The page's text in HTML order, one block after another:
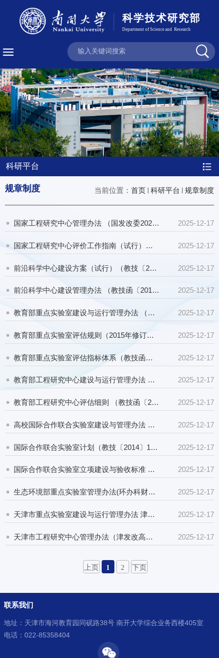
科研平台
当前位置： 首页 科研平台 规章制度
规章制度
国家工程研究中心管理办法 （国发改委2020年第34号令） 2025-12-17
国家工程研究中心评价工作指南（试行）（发改办高技〔2021〕165号） 2025-12-17
前沿科学中心建设方案（试行）（教技〔2018〕10号） 2025-12-17
前沿科学中心建设管理办法 （教技函〔2019〕57号） 2025-12-17
教育部重点实验室建设与运行管理办法 （教技函〔2015〕3号） 2025-12-17
教育部重点实验室评估规则（2015年修订）（教技函〔2015〕3号） 2025-12-17
教育部重点实验室评估指标体系（教技函〔2015〕3号附件） 2025-12-17
教育部工程研究中心建设与运行管理办法 （教技函〔2019〕71号） 2025-12-17
教育部工程研究中心评估细则 （教技函〔2019〕71号） 2025-12-17
高校国际合作联合实验室建设与管理办法 （教技〔2014〕3号） 2025-12-17
国际合作联合实验室计划（教技〔2014〕1号） 2025-12-17
国际合作联合实验室立项建设与验收标准 （教技〔2016〕34号） 2025-12-17
生态环境部重点实验室管理办法(环办科财〔2025〕23号) 2025-12-17
天津市重点实验室建设与运行管理办法 津科规〔2022〕5号 2025-12-17
天津市工程研究中心管理办法（津发改高技规〔2023〕9 号） 2025-12-17
上页 1 2 下页
联系我们
地址：天津市海河教育园同砚路38号 南开大学综合业务西楼405室
电话：022-85358404